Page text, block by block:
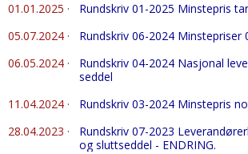
01.01.2025 ·
Rundskriv 01-2025 Minstepris
05.07.2024 ·
Rundskriv 06-2024 Minstepriser
06.05.2024 ·
Rundskriv 04-2024 Nasjonal
seddel
11.04.2024 ·
Rundskriv 03-2024 Minstepris
28.04.2023 ·
Rundskriv 07-2023
og sluttseddel - ENDRING.